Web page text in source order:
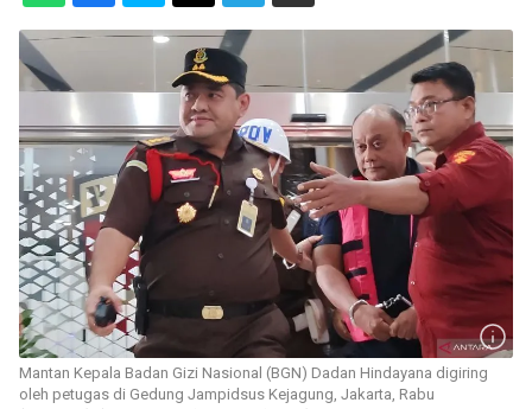
Mantan Kepala Badan Gizi Nasional (BGN) Dadan Hindayana digiring
oleh petugas di Gedung Jampidsus Kejagung, Jakarta, Rabu